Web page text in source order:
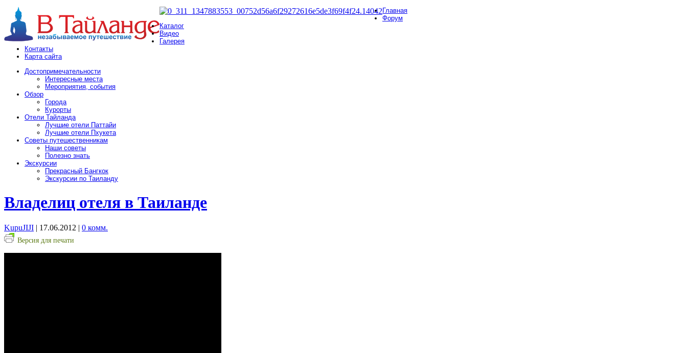
Главная
Форум
Каталог
Видео
Галерея
Контакты
Карта сайта
Достопримечательности
Интересные места
Мероприятия, события
Обзор
Города
Курорты
Отели Тайланда
Лучшие отели Паттайи
Лучшие отели Пхукета
Советы путешественникам
Наши советы
Полезно знать
Экскурсии
Прекрасный Бангкок
Экскурсии по Таиланду
Владелиц отеля в Таиланде
KupuJIJI | 17.06.2012 | 0 комм.
Версия для печати